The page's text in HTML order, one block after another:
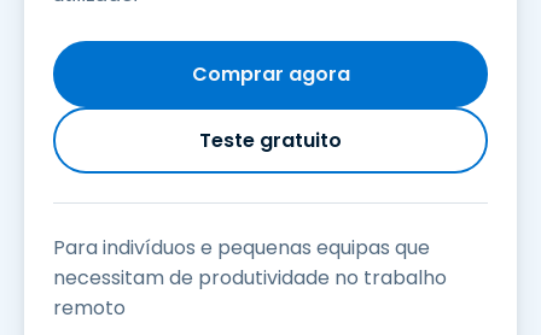
Comprar agora
Teste gratuito
Para indivíduos e pequenas equipas que
necessitam de produtividade no trabalho
remoto